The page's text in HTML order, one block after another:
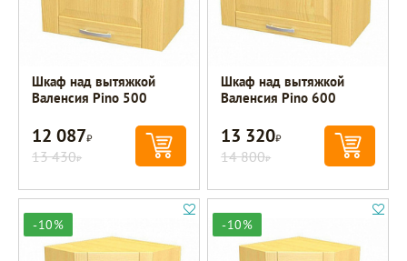
Шкаф над вытяжкой
Валенсия Pino 500
12 087Р
13 430Р
Шкаф над вытяжкой
Валенсия Pino 600
13 320Р
14 800Р
-10% -10%